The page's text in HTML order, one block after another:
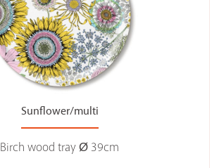
Sunflower/multi
Birch wood tray Ø 39cm